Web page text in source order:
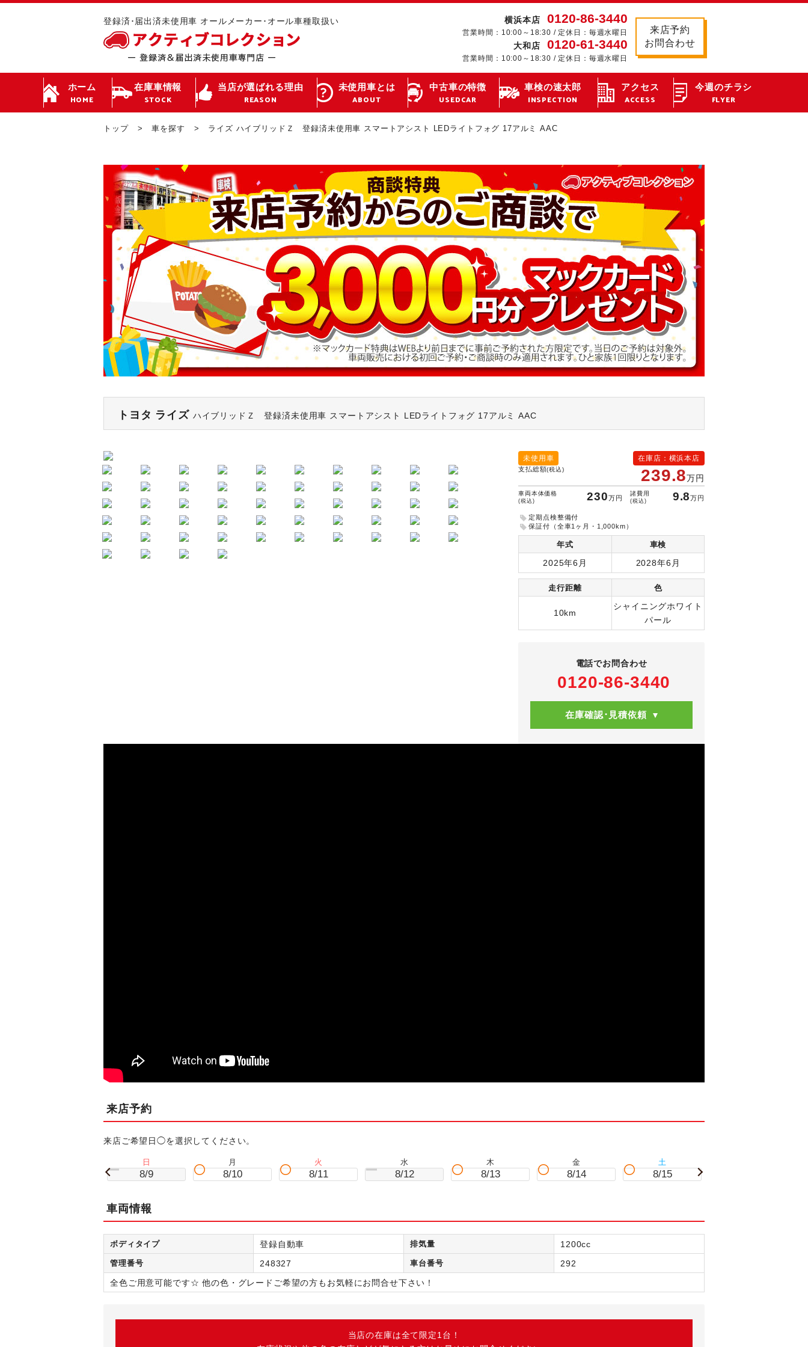
登録済･届出済未使用車 オールメーカー･オール車種取扱い 横浜本店 0120-86-3440
営業時間：10:00～18:30 / 定休日：毎週水曜日
大和店 0120-61-3440
営業時間：10:00～18:30 / 定休日：毎週水曜日
来店予約
お問合わせ
ホーム
HOME
在庫車情報
STOCK
当店が選ばれる理由
REASON
未使用車とは
ABOUT
中古車の特徴
USEDCAR
車検の速太郎
INSPECTION
アクセス
ACCESS
今週のチラシ
FLYER
トップ 車を探す ライズ ハイブリッドＺ 登録済未使用車 スマートアシスト LEDライトフォグ 17アルミ AAC
トヨタ ライズ ハイブリッドＺ 登録済未使用車 スマートアシスト LEDライトフォグ 17アルミ AAC
在庫店：横浜本店
未使用車
支払総額(税込) 239.8万円
車両本体価格
(税込) 230万円
諸費用
(税込) 9.8万円
定期点検整備付
保証付（全車1ヶ月・1,000km）
年式 車検
2025年6月 2028年6月
走行距離 色
10km
シャイニングホワイト
パール
電話でお問合わせ
0120-86-3440
在庫確認･見積依頼
来店予約
来店ご希望日◯を選択してください。
日
8/9
月
8/10
火
8/11
水
8/12
木
8/13
金
8/14
土
8/15
車両情報
ボディタイプ 登録自動車 排気量 1200cc
管理番号 248327 車台番号
292
全色ご用意可能です☆ 他の色・グレードご希望の方もお気軽にお問合せ下さい！
当店の在庫は全て限定1台！